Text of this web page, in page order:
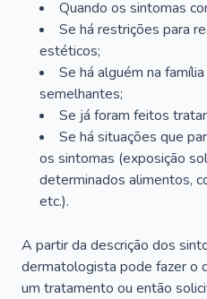
Quando os sintomas
Se há restrições para
estéticos;
Se há alguém na
semelhantes;
Se já foram feitos
Se há situações que
os sintomas (exposição
determinados alimentos,
etc.).
A partir da descrição dos
dermatologista pode fazer o
um tratamento ou então